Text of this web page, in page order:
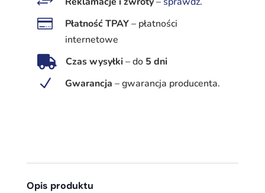
 Płatność TPAY– płatności
internetowe
 Czas wysyłki–do 5 dni
N Gwarancja –gwarancja producenta.
Opis produktu